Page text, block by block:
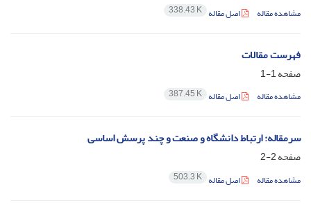
مشاهده مقاله اصل مقاله 338.43 K
فهرست مقالات
صفحه1-1
مشاهده مقاله اصل مقاله 387.45 K
سرمقاله:‌ ارتباط دانشگاه و صنعت و چند پرسش اساسی
صفحه2-2
مشاهده مقاله اصل مقاله 503.3 K